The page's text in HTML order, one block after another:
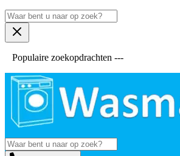
Populaire zoekopdrachten ---